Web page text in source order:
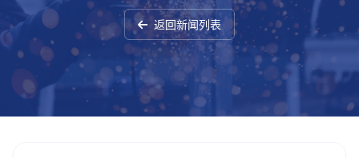
返回新闻列表